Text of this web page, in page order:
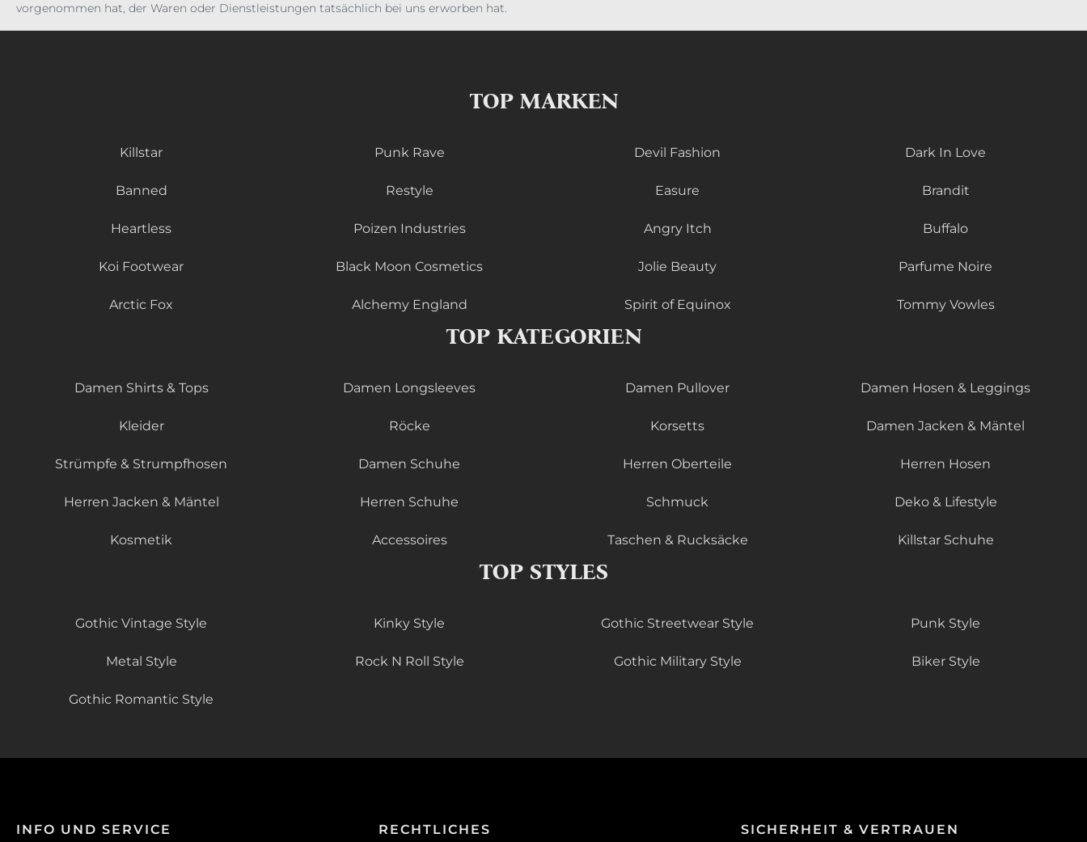
vorgenommen hat, der Waren oder Dienstleistungen tatsächlich bei uns erworben hat.
TOP MARKEN
Killstar Punk Rave Devil Fashion Dark In Love
Banned Restyle Easure Brandit
Heartless Poizen Industries Angry Itch Buffalo
Koi Footwear Black Moon Cosmetics Jolie Beauty Parfume Noire
Arctic Fox Alchemy England Spirit of Equinox Tommy Vowles
TOP KATEGORIEN
Damen Shirts & Tops Damen Longsleeves Damen Pullover Damen Hosen & Leggings
Kleider Röcke Korsetts Damen Jacken & Mäntel
Strümpfe & Strumpfhosen Damen Schuhe Herren Oberteile Herren Hosen
Herren Jacken & Mäntel Herren Schuhe Schmuck Deko & Lifestyle
Kosmetik Accessoires Taschen & Rucksäcke Killstar Schuhe
TOP STYLES
Gothic Vintage Style Kinky Style Gothic Streetwear Style Punk Style
Metal Style Rock N Roll Style Gothic Military Style Biker Style
Gothic Romantic Style
INFO UND SERVICE RECHTLICHES SICHERHEIT & VERTRAUEN